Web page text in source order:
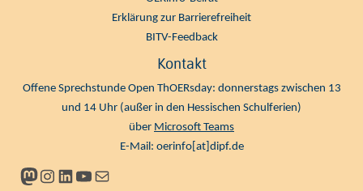
Erklärung zur Barrierefreiheit
BITV-Feedback
Kontakt
Offene Sprechstunde Open ThOERsday: donnerstags zwischen 13
und 14 Uhr (außer in den Hessischen Schulferien)
über Microsoft Teams
E-Mail: oerinfo[at]dipf.de
Mastodon
Instagram
LinkedIn
YouTube
Newsletter